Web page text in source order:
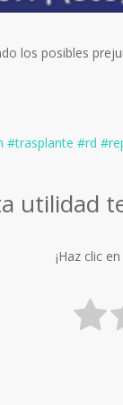
los posibles
#trasplante #rd
utilidad
¡Haz clic